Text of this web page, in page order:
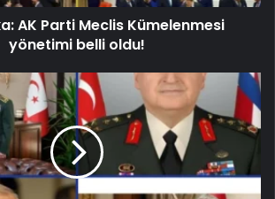
AK Parti Meclis Kümelenmesi
yönetimi belli oldu!